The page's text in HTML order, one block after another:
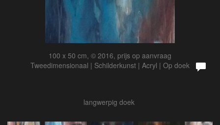
100 x 50 cm, © 2016, prijs op aanvraag
Tweedimensionaal | Schilderkunst | Acryl | Op doek
langwerpig doek